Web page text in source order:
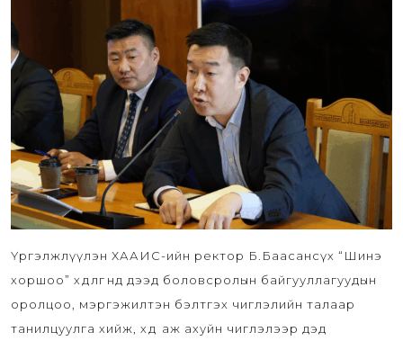
Үргэлжлүүлэн ХААИС-ийн ректор Б.Баасансүх “Шинэ
хоршоо” хөдөлгөөнд дээд боловсролын байгууллагуудын
оролцоо, мэргэжилтэн бэлтгэх чиглэлийн талаар
танилцуулга хийж, хөдөө аж ахуйн чиглэлээр дэд